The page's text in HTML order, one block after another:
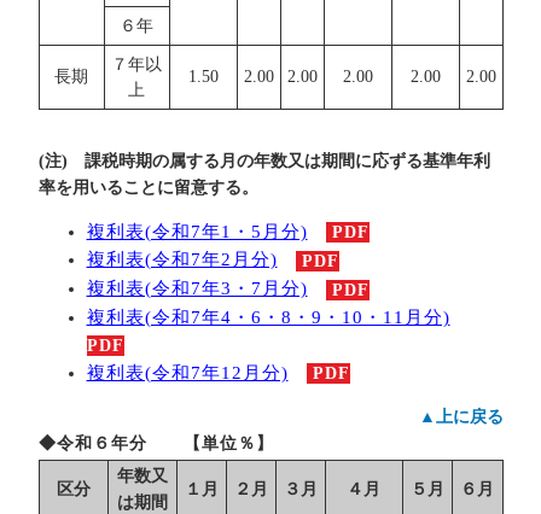
６年
長期
７年以
上
1.50 2.00 2.00 2.00 2.00 2.00
(注) 課税時期の属する月の年数又は期間に応ずる基準年利
率を用いることに留意する。
複利表(令和7年1・5月分) PDF
複利表(令和7年2月分) PDF
複利表(令和7年3・7月分) PDF
複利表(令和7年4・6・8・9・10・11月分)
PDF
複利表(令和7年12月分) PDF
▲上に戻る
◆令和６年分 【単位％】
区分
年数又
は期間
１月 ２月 ３月 ４月 ５月 ６月